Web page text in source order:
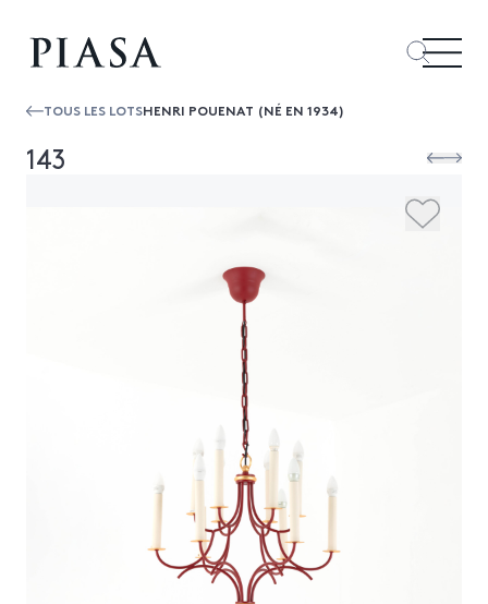
TOUS LES LOTSHENRI POUENAT (NÉ EN 1934)
143